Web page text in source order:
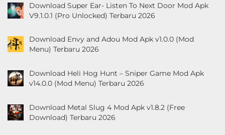
Download Super Ear- Listen To Next Door Mod Apk
V9.1.0.1 (Pro Unlocked) Terbaru 2026
Download Envy and Adou Mod Apk v1.0.0 (Mod
Menu) Terbaru 2026
Download Heli Hog Hunt – Sniper Game Mod Apk
v14.0.0 (Mod Menu) Terbaru 2026
Download Metal Slug 4 Mod Apk v1.8.2 (Free
Download) Terbaru 2026